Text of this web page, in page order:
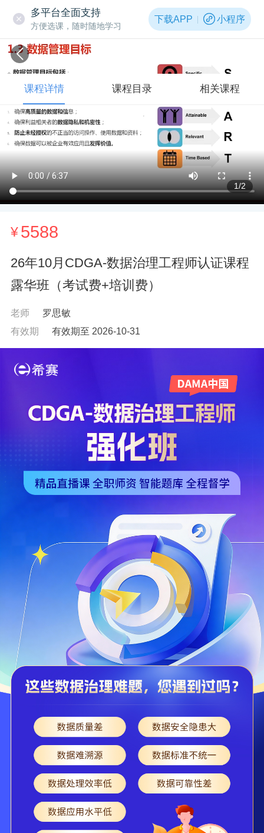
多平台全面支持
方便选课，随时随地学习
下载APP 小程序
1/2
¥5588
26年10月CDGA-数据治理工程师认证课程
露华班（考试费+培训费）
老师
罗思敏
有效期
有效期至 2026-10-31
课程详情 课程目录 相关课程